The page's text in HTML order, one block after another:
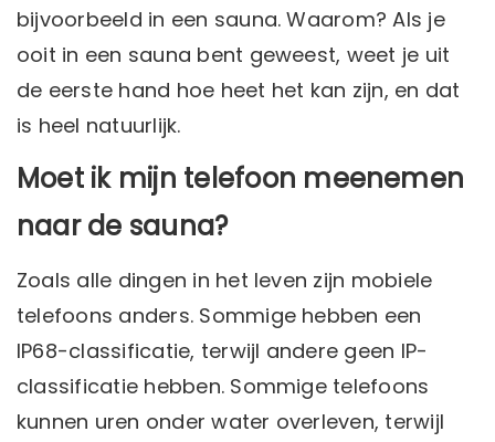
bijvoorbeeld in een sauna. Waarom? Als je
ooit in een sauna bent geweest, weet je uit
de eerste hand hoe heet het kan zijn, en dat
is heel natuurlijk.
Moet ik mijn telefoon meenemen
naar de sauna?
Zoals alle dingen in het leven zijn mobiele
telefoons anders. Sommige hebben een
IP68-classificatie, terwijl andere geen IP-
classificatie hebben. Sommige telefoons
kunnen uren onder water overleven, terwijl